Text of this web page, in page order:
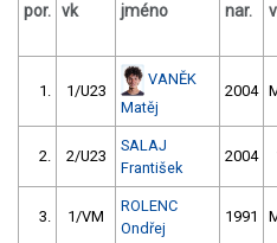
por. vk jméno nar.
1. 1/U23
VANĚK
Matěj
2004
2. 2/U23
SALAJ
František
2004
3. 1/VM
ROLENC
Ondřej
1991